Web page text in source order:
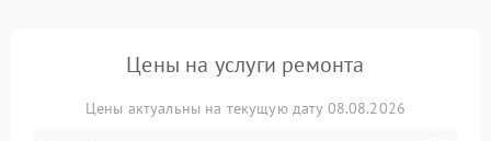
Цены на услуги ремонта
Цены актуальны на текущую дату 08.08.2026